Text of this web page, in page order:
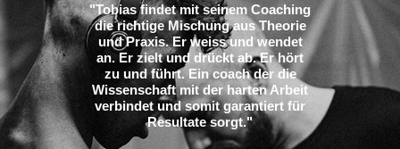
"Tobias findet mit seinem Coaching
die richtige Mischung aus Theorie
und Praxis. Er weiss und wendet
an. Er zielt und drückt ab. Er hört
zu und führt. Ein coach der die
Wissenschaft mit der harten Arbeit
verbindet und somit garantiert für
Resultate sorgt."